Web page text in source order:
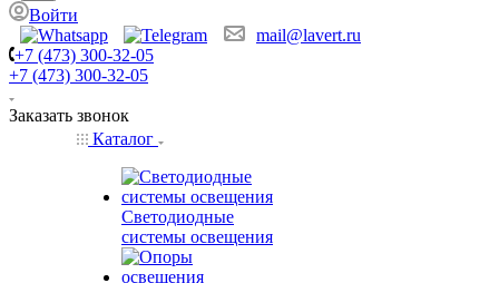
Войти
mail@lavert.ru
+7 (473) 300-32-05
+7 (473) 300-32-05
Заказать звонок
Каталог
Светодиодные
системы освещения